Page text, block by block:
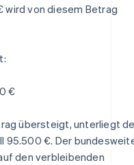
von diesem Betrag
€
übersteigt, unterliegt
95.500 €. Der
den verbleibenden